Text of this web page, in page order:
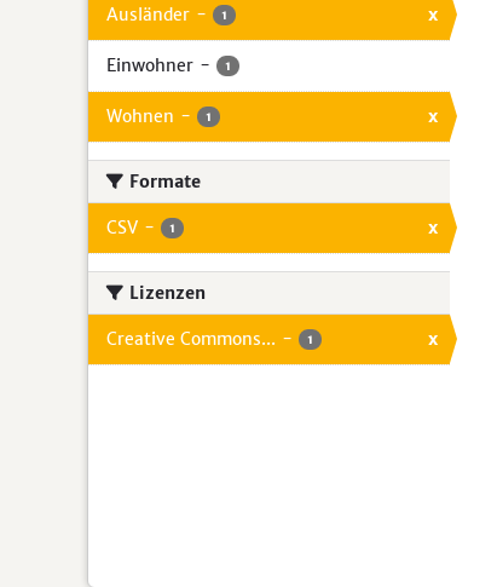
Ausländer - 1 x
Einwohner - 1
Wohnen - 1 x
Formate
CSV - 1 x
Lizenzen
Creative Commons... - 1 x